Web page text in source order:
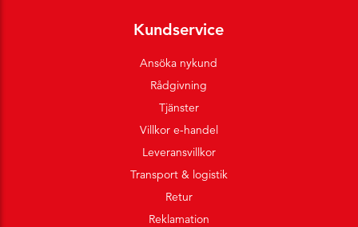
Kundservice
Ansöka nykund
Rådgivning
Tjänster
Villkor e-handel
Leveransvillkor
Transport & logistik
Retur
Reklamation